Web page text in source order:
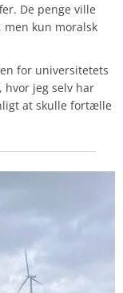
De penge ville
men kun moralsk
for universitetets
jeg selv har
at skulle fortælle